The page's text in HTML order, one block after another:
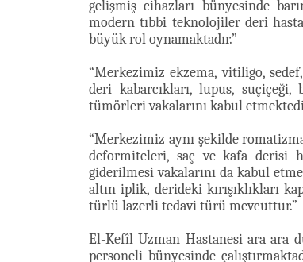
gelişmiş cihazları bünyesinde
modern tıbbi teknolojiler deri
büyük rol oynamaktadır.”
“Merkezimiz ekzema, vitiligo,
deri kabarcıkları, lupus,
tümörleri vakalarını kabul
“Merkezimiz aynı şekilde
deformiteleri, saç ve kafa derisi
giderilmesi vakalarını da kabul
altın iplik, derideki kırışıklıkları
türlü lazerli tedavi türü mevcuttur.”
El-Kefîl Uzman Hastanesi ara ara
personeli bünyesinde